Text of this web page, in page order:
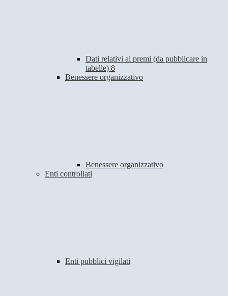
Dati relativi ai premi (da pubblicare in
tabelle) 8
Benessere organizzativo
Benessere organizzativo
Enti controllati
Enti pubblici vigilati